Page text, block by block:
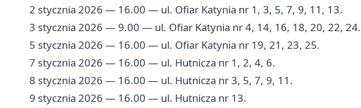
2 stycznia 2026 — 16.00 — ul. Ofiar Katynia nr 1, 3, 5, 7, 9, 11, 13.
3 stycznia 2026 — 9.00 — ul. Ofiar Katynia nr 4, 14, 16, 18, 20, 22, 24.
5 stycznia 2026 — 16.00 — ul. Ofiar Katynia nr 19, 21, 23, 25.
7 stycznia 2026 — 16.00 — ul. Hutnicza nr 1, 2, 4, 6.
8 stycznia 2026 — 16.00 — ul. Hutnicza nr 3, 5, 7, 9, 11.
9 stycznia 2026 — 16.00 — ul. Hutnicza nr 13.